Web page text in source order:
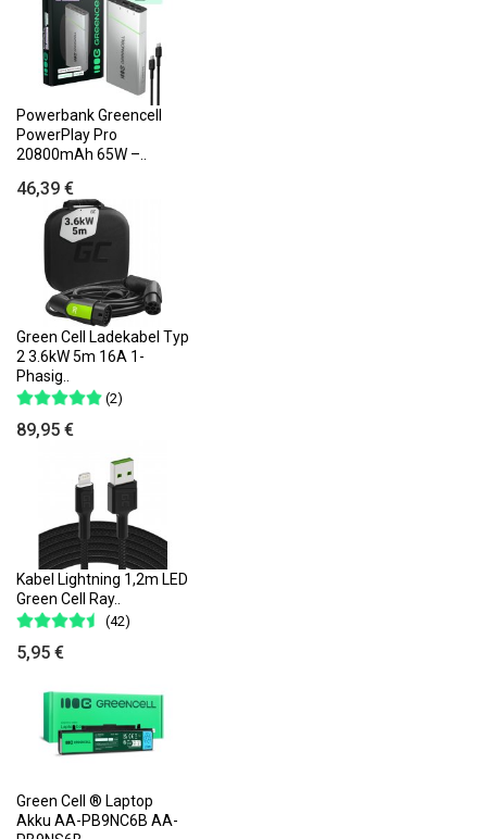
Powerbank Greencell
PowerPlay Pro
20800mAh 65W –..
46,39 €
Green Cell Ladekabel Typ
2 3.6kW 5m 16A 1-
Phasig..
(2)
89,95 €
Kabel Lightning 1,2m LED
Green Cell Ray..
(42)
5,95 €
Green Cell ® Laptop
Akku AA-PB9NC6B AA-